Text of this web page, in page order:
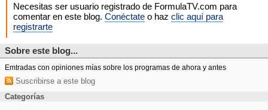
Necesitas ser usuario registrado de FormulaTV.com para
comentar en este blog. Conéctate o haz clic aquí para
registrarte
Sobre este blog...
Emtradas con opiniones mías sobre los programas de ahora y antes
Suscribirse a este blog
Categorías